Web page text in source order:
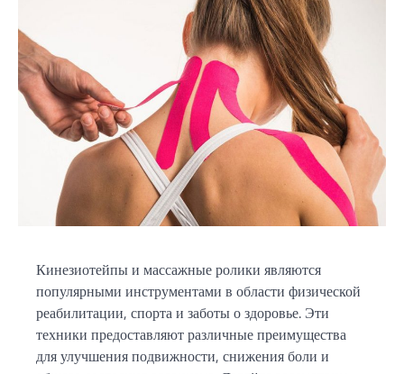
Кинезиотейпы и массажные ролики являются
популярными инструментами в области физической
реабилитации, спорта и заботы о здоровье. Эти
техники предоставляют различные преимущества
для улучшения подвижности, снижения боли и